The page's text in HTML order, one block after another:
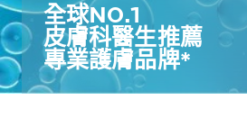
全球NO.1​
皮膚科醫生推薦​
專業護膚品牌*​